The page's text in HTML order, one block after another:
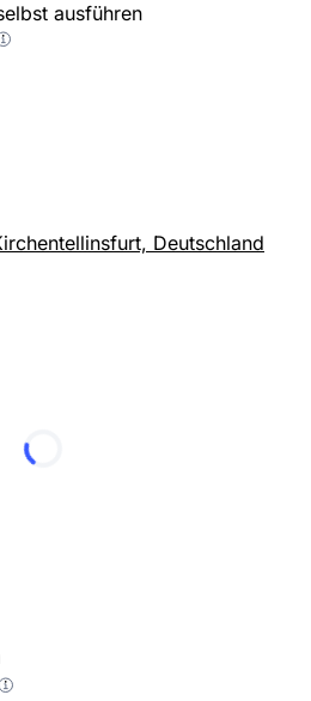
ausführen
Deutschland